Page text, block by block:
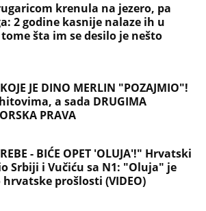
krenula na jezero, pa
2 godine kasnije nalaze ih u
šta im se desilo je nešto
JE DINO MERLIN "POZAJMIO"!
a sada DRUGIMA
PRAVA
- BIĆE OPET 'OLUJA'!" Hrvatski
Srbiji i Vučiću sa N1: "Oluja" je
prošlosti (VIDEO)